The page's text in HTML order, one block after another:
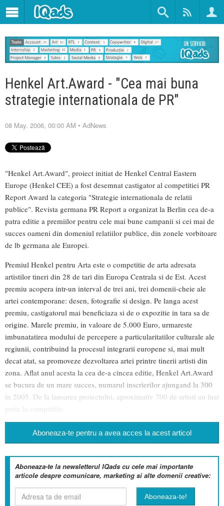
Henkel Art.Award - "Cea mai buna
strategie internationala de PR"
08 May. 2006, 00:00 AM • AdNews
"Henkel Art.Award", proiect initiat de Henkel Central Eastern
Europe (Henkel CEE) a fost desemnat castigator al competitiei PR
Report Award la categoria "Strategie internationala de relatii
publice". Revista germana PR Report a organizat la Berlin cea de-a
patra editie a premiilor pentru cele mai bune campanii si cei mai de
succes oameni din domeniul relatiilor publice, din zonele vorbitoare
de lb germana ale Europei.
Premiul Henkel pentru Arta este o competitie de arta adresata
artistilor tineri din 28 de tari din Europa Centrala si de Est. Acest
premiu acopera intr-un interval de trei ani, trei domenii-cheie ale
artei contemporane: desen, fotografie si design. Pe langa acest
premiu, castigatorul mai beneficiaza si de o expozitie in tara sa de
origine. Marele premiu, in valoare de 5.000 Euro, urmareste
imbunatatirea modului de percepere a particularitatilor culturale ale
regiunii, contribuind la procesul integrarii europene si, mai mult
decat atat, sa promoveze dezvoltarea artei printre tinerii artisti din
zona. Aflat anul acesta la cea de-a cincea editie, Henkel Art.Award
se bucura de un mare succes, numarul inscrierilor ajungand la 300
in 2005. De la lansarea proiectului, aproximativ 700 de artisti au luat
parte la competitie.
Aboneaza-te pentru a avea acces la acest articol
Aboneaza-te la newsletterul IQads cu cele mai importante
articole despre comunicare, marketing si alte domenii creative: